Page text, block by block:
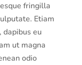
fringilla
Etiam
eu
ut magna
odio